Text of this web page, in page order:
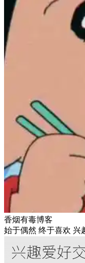
香烟有毒博客
始于偶然 终于喜欢 兴